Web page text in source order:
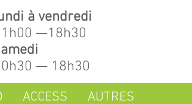
à vendredi
—18h30
— 18h30
ACCESS AUTRES